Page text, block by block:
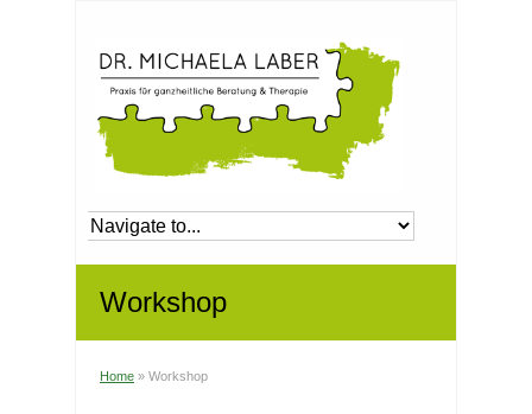
Workshop
Home » Workshop